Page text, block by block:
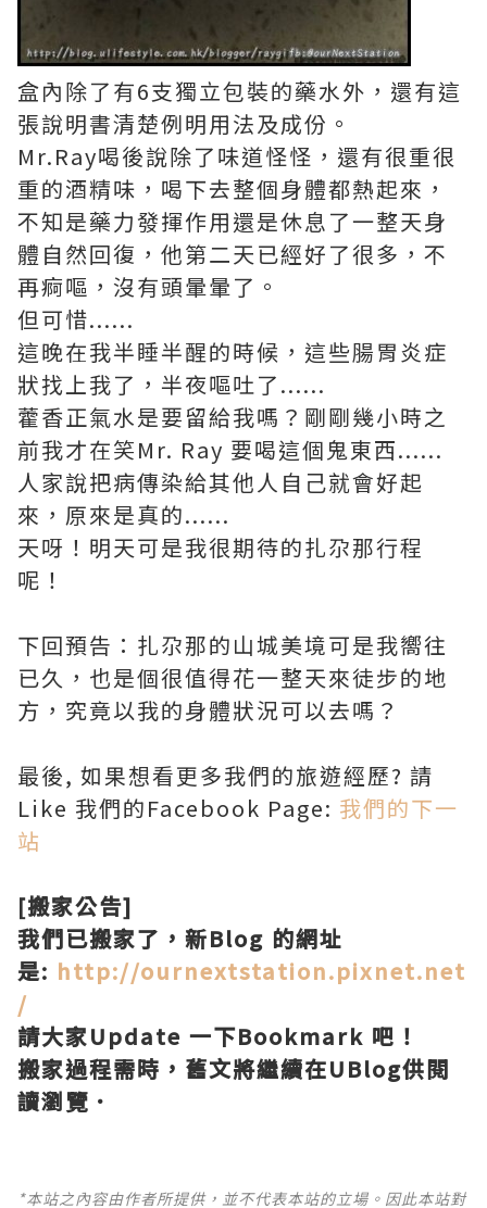
盒內除了有6支獨立包裝的藥水外，還有這
張說明書清楚例明用法及成份。
Mr.Ray喝後說除了味道怪怪，還有很重很
重的酒精味，喝下去整個身體都熱起來，
不知是藥力發揮作用還是休息了一整天身
體自然回復，他第二天已經好了很多，不
再痾嘔，沒有頭暈暈了。
但可惜......
這晚在我半睡半醒的時候，這些腸胃炎症
狀找上我了，半夜嘔吐了......
藿香正氣水是要留給我嗎？剛剛幾小時之
前我才在笑Mr. Ray 要喝這個鬼東西......
人家說把病傳染給其他人自己就會好起
來，原來是真的......
天呀！明天可是我很期待的扎尕那行程
呢！
下回預告：扎尕那的山城美境可是我嚮往
已久，也是個很值得花一整天來徒步的地
方，究竟以我的身體狀況可以去嗎？
最後, 如果想看更多我們的旅遊經歷? 請
Like 我們的Facebook Page: 我們的下一
站
[搬家公告]
我們已搬家了，新Blog 的網址
是: http://ournextstation.pixnet.net
/
請大家Update 一下Bookmark 吧！
搬家過程需時，舊文將繼續在UBlog供閱
讀瀏覽．
*本站之內容由作者所提供，並不代表本站的立場。因此本站對